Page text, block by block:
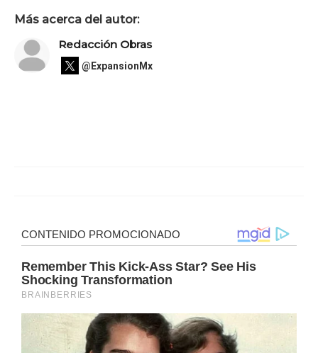
Más acerca del autor:
Redacción Obras
@ExpansionMx